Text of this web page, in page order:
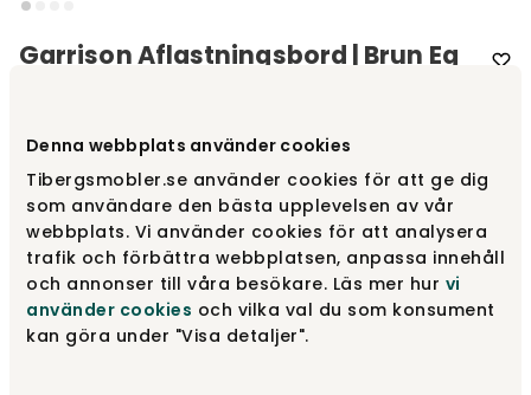
Denna webbplats använder cookies
Tibergsmobler.se använder cookies för att ge dig
som användare den bästa upplevelsen av vår
webbplats. Vi använder cookies för att analysera
trafik och förbättra webbplatsen, anpassa innehåll
och annonser till våra besökare. Läs mer hur vi
använder cookies och vilka val du som konsument
kan göra under "Visa detaljer".
Garrison Aflastningsbord | Brun Eg
Vælg udførelse
Brun eg 2 995 kr
Eg